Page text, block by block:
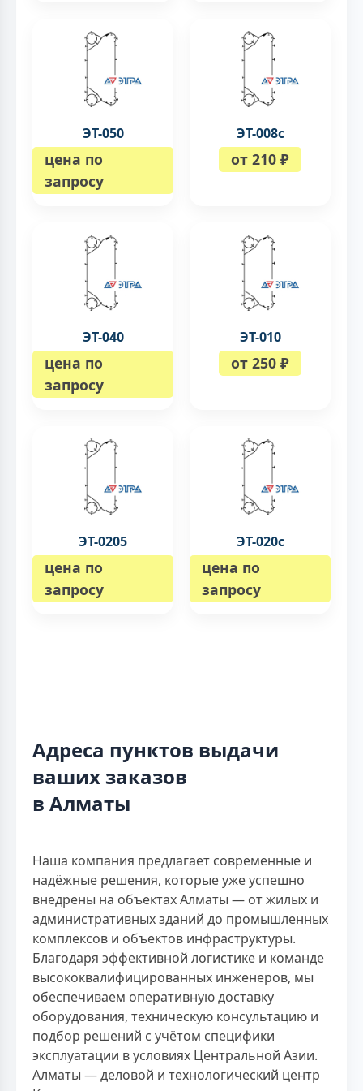
ЭТ-050
цена по
запросу
ЭТ-008c
от 210 ₽
ЭТ-040
цена по
запросу
ЭТ-010
от 250 ₽
ЭТ-0205
цена по
запросу
ЭТ-020с
цена по
запросу
Адреса пунктов выдачи
ваших заказов
в Алматы
Наша компания предлагает современные и
надёжные решения, которые уже успешно
внедрены на объектах Алматы — от жилых и
административных зданий до промышленных
комплексов и объектов инфраструктуры.
Благодаря эффективной логистике и команде
высококвалифицированных инженеров, мы
обеспечиваем оперативную доставку
оборудования, техническую консультацию и
подбор решений с учётом специфики
эксплуатации в условиях Центральной Азии.
Алматы — деловой и технологический центр